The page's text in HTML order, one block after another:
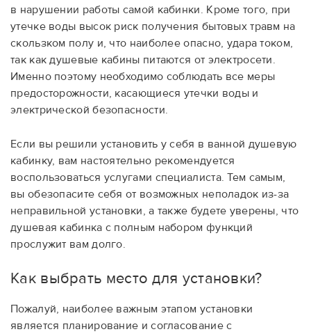
в нарушении работы самой кабинки. Кроме того, при
утечке воды высок риск получения бытовых травм на
скользком полу и, что наиболее опасно, удара током,
так как душевые кабины питаются от электросети.
Именно поэтому необходимо соблюдать все меры
предосторожности, касающиеся утечки воды и
электрической безопасности.
Если вы решили установить у себя в ванной душевую
кабинку, вам настоятельно рекомендуется
воспользоваться услугами специалиста. Тем самым,
вы обезопасите себя от возможных неполадок из-за
неправильной установки, а также будете уверены, что
душевая кабинка с полным набором функций
прослужит вам долго.
Как выбрать место для установки?
Пожалуй, наиболее важным этапом установки
является планирование и согласование с